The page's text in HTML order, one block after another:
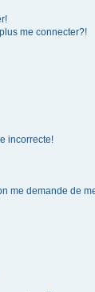
me connecter?!
incorrecte!
me demande de